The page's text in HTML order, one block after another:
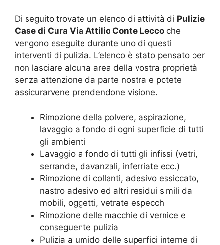
Di seguito trovate un elenco di attività di Pulizie
Case di Cura Via Attilio Conte Lecco che
vengono eseguite durante uno di questi
interventi di pulizia. L’elenco è stato pensato per
non lasciare alcuna area della vostra proprietà
senza attenzione da parte nostra e potete
assicurarvene prendendone visione.
Rimozione della polvere, aspirazione,
lavaggio a fondo di ogni superficie di tutti
gli ambienti
Lavaggio a fondo di tutti gli infissi (vetri,
serrande, davanzali, inferriate ecc.)
Rimozione di collanti, adesivo essiccato,
nastro adesivo ed altri residui simili da
mobili, oggetti, vetrate especchi
Rimozione delle macchie di vernice e
conseguente pulizia
Pulizia a umido delle superfici interne di